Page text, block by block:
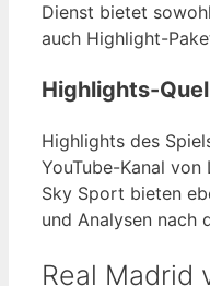
Dienst bietet
auch Highlight-
Highlights-
Highlights des
YouTube-Kanal von
Sky Sport bieten
und Analysen nach
Real Madrid